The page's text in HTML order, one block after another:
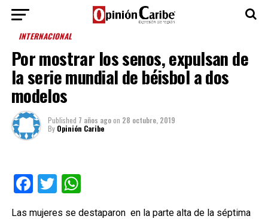
INTERNACIONAL
Por mostrar los senos, expulsan de
la serie mundial de béisbol a dos
modelos
Published 7 años agoon 28 octubre, 2019
By Opinión Caribe
Facebook
TwitterWhatsApp
Las mujeres se destaparon en la parte alta de la séptima